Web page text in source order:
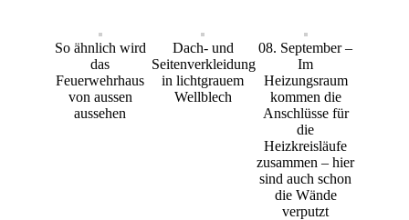
So ähnlich wird
das
Feuerwehrhaus
von aussen
aussehen
Dach- und
Seitenverkleidung
in lichtgrauem
Wellblech
08. September –
Im
Heizungsraum
kommen die
Anschlüsse für
die
Heizkreisläufe
zusammen – hier
sind auch schon
die Wände
verputzt